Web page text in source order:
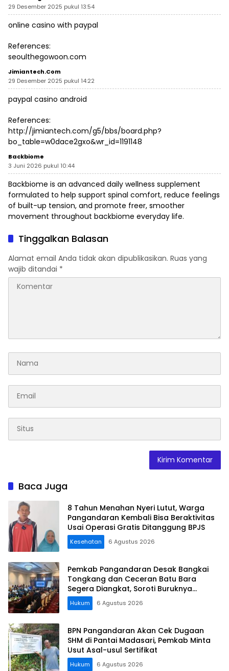
29 Desember 2025 pukul 13:54
online casino with paypal
References:
seoulthegowoon.com
Jimiantech.com
29 Desember 2025 pukul 14:22
paypal casino android
References:
http://jimiantech.com/g5/bbs/board.php?
bo_table=w0dace2gxo&wr_id=1191148
Backbiome
3 Juni 2026 pukul 10:44
Backbiome is an advanced daily wellness supplement
formulated to help support spinal comfort, reduce feelings
of built-up tension, and promote freer, smoother
movement throughout backbiome everyday life.
Tinggalkan Balasan
Alamat email Anda tidak akan dipublikasikan. Ruas yang
wajib ditandai *
Baca Juga
8 Tahun Menahan Nyeri Lutut, Warga
Pangandaran Kembali Bisa Beraktivitas
Usai Operasi Gratis Ditanggung BPJS
Kesehatan 6 Agustus 2026
Pemkab Pangandaran Desak Bangkai
Tongkang dan Ceceran Batu Bara
Segera Diangkat, Soroti Buruknya
Koordinasi Perusahaan
Hukum 6 Agustus 2026
BPN Pangandaran Akan Cek Dugaan
SHM di Pantai Madasari, Pemkab Minta
Usut Asal-usul Sertifikat
Hukum 6 Agustus 2026